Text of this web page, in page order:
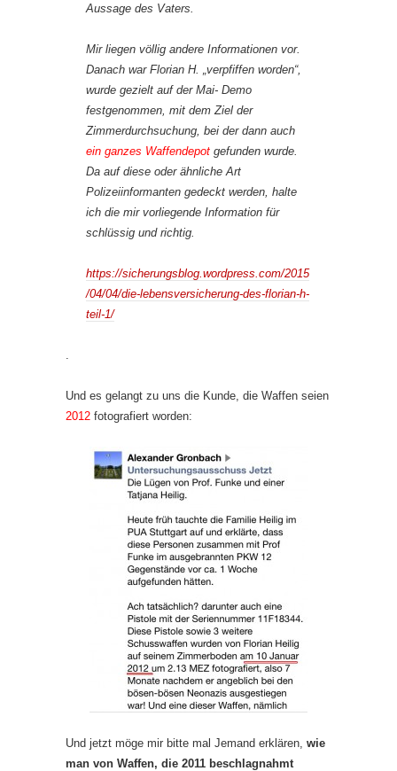
Aussage des Vaters.
Mir liegen völlig andere Informationen vor.
Danach war Florian H. „verpfiffen worden“,
wurde gezielt auf der Mai- Demo
festgenommen, mit dem Ziel der
Zimmerdurchsuchung, bei der dann auch
ein ganzes Waffendepot gefunden wurde.
Da auf diese oder ähnliche Art
Polizeiinformanten gedeckt werden, halte
ich die mir vorliegende Information für
schlüssig und richtig.
https://sicherungsblog.wordpress.com/2015
/04/04/die-lebensversicherung-des-florian-h-
teil-1/
Und es gelangt zu uns die Kunde, die Waffen seien
2012 fotografiert worden:
Und jetzt möge mir bitte mal Jemand erklären, wie
man von Waffen, die 2011 beschlagnahmt